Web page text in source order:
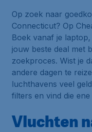
Op zoek naar
Connecticut? Op
Boek vanaf je
jouw beste deal met
zoekproces. Wist je
andere dagen te
luchthavens veel
filters en vind die
Vluchten